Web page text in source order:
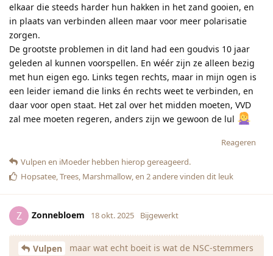
elkaar die steeds harder hun hakken in het zand gooien, en
in plaats van verbinden alleen maar voor meer polarisatie
zorgen.
De grootste problemen in dit land had een goudvis 10 jaar
geleden al kunnen voorspellen. En wéér zijn ze alleen bezig
met hun eigen ego. Links tegen rechts, maar in mijn ogen is
een leider iemand die links én rechts weet te verbinden, en
daar voor open staat. Het zal over het midden moeten, VVD
zal mee moeten regeren, anders zijn we gewoon de lul
Reageren
Vulpen en iMoeder hebben hierop gereageerd.
Hopsatee,Trees, Marshmallow, en 2anderevinden dit leuk
Z Zonnebloem 18 okt. 2025 Bijgewerkt
Vulpen
maar wat echt boeit is wat de NSC-stemmers